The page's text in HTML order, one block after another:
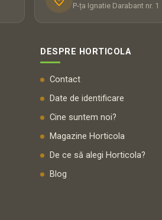
P-ța Ignatie Darabant nr. 1
DESPRE HORTICOLA
Contact
Date de identificare
Cine suntem noi?
Magazine Horticola
De ce să alegi Horticola?
Blog